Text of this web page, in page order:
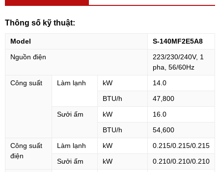
Thông số kỹ thuật:
Model
S-140MF2E5A8
Nguồn điện
223/230/240V, 1
pha, 56/60Hz
Công suất
Làm lạnh kW
14.0
BTU/h
47,800
Sưởi ấm
kW
16.0
BTU/h
54,600
Công suất
điện
Làm lạnh kW
0.215/0.215/0.215
Sưởi ấm
kW
0.210/0.210/0.210